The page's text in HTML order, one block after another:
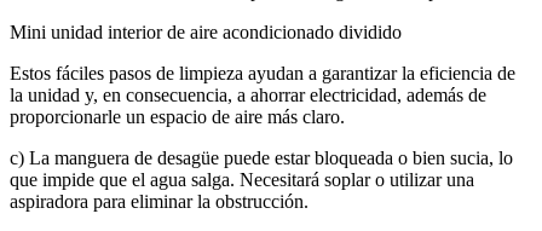
Mini unidad interior de aire acondicionado dividido
Estos fáciles pasos de limpieza ayudan a garantizar la eficiencia de
la unidad y, en consecuencia, a ahorrar electricidad, además de
proporcionarle un espacio de aire más claro.
c) La manguera de desagüe puede estar bloqueada o bien sucia, lo
que impide que el agua salga. Necesitará soplar o utilizar una
aspiradora para eliminar la obstrucción.